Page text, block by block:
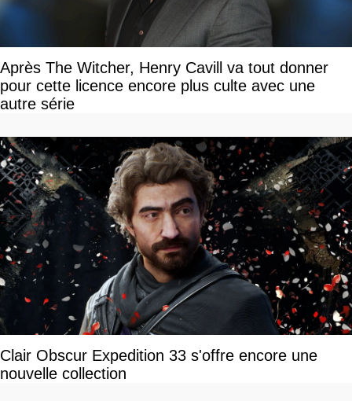
Après The Witcher, Henry Cavill va tout donner
pour cette licence encore plus culte avec une
autre série
Clair Obscur Expedition 33 s'offre encore une
nouvelle collection